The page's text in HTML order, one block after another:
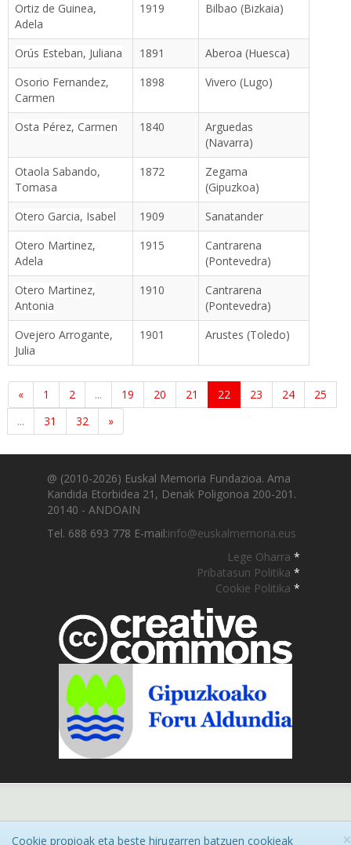
×
Cookie propioak eta beste hirugarren batzuen cookieak
Ortiz de Guinea,
Adela
1919 Bilbao (Bizkaia)
Orús Esteban, Juliana 1891
Aberoa (Huesca)
Osorio Fernandez,
Carmen
1898 Vivero (Lugo)
Osta Pérez, Carmen 1840
Arguedas
(Navarra)
Otaola Sabando,
Tomasa
1872
Zegama
(Gipuzkoa)
Otero Garcia, Isabel
1909
Sanatander
Otero Martinez,
Adela
1915
Cantrarena
(Pontevedra)
Otero Martinez,
Antonia
1910
Cantrarena
(Pontevedra)
Ovejero Arrogante,
Julia
1901 Arustes (Toledo)
« 1 2 ... 19 20 21 22 23 24
25
...
31 32 »
@ (2010-2026) Euskal Memoria Fundazioa. Ama
Kandida Etorbidea 21, Denak Poligonoa 200-201.
20140 - ANDOAIN
Tel. 688 693 778 E-mail:info@euskalmemoria.eus
Lege Oharra *
Pribatasun Politika *
Cookie Politika *